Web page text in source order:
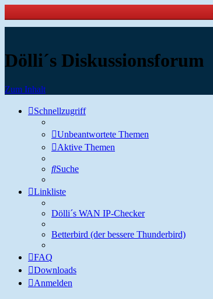
Dölli´s Diskussionsforum
Zum Inhalt
Schnellzugriff
Unbeantwortete Themen
Aktive Themen
Suche
Linkliste
Dölli´s WAN IP-Checker
Betterbird (der bessere Thunderbird)
FAQ
Downloads
Anmelden